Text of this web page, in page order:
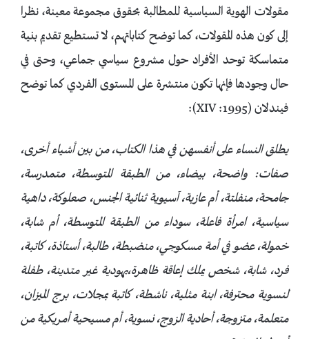
مقولات الهوية السياسية للمطالبة بحقوق مجموعة معينة، نظرا
إلى كون هذه المقولات، كما توضح كتاباتهم، لا تستطيع تقديم بنية
متماسكة توحد الأفراد حول مشروع سياسي جماعي، وحتى في
حال وجودها فإنها تكون منتشرة على المستوى الفردي كما توضح
فيندلان (1995: XIV):
يطلق النساء على أنفسهن في هذا الكتاب، من بين أشياء أخرى،
صفات: واضحة، بيضاء، من الطبقة المتوسطة، متمدرسة،
جامحة، منفلتة، أم عازبة، آسيوية ثنائية الجنس، صعلوكة، داهية
سياسية، امرأة فاعلة، سوداء من الطبقة المتوسطة، أم شابة،
خمولة، عضو في أمة مسكوجي، منضبطة، طالبة، أستاذة، كاتبة،
فرد، شابة، شخص يملك إعاقة ظاهرة،يهودية غير متدينة، طفلة
لنسوية محترفة، ابنة مثلية، ناشطة، كاتبة بمجلات، برج الميزان،
متعلمة، متزوجة، أحادية الزوج، نسوية، أم مسيحية أمريكية من